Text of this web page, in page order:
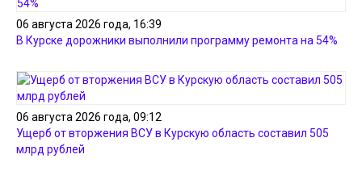
06 августа 2026 года, 16:39
В Курске дорожники выполнили программу ремонта на 54%
06 августа 2026 года, 09:12
Ущерб от вторжения ВСУ в Курскую область составил 505
млрд рублей